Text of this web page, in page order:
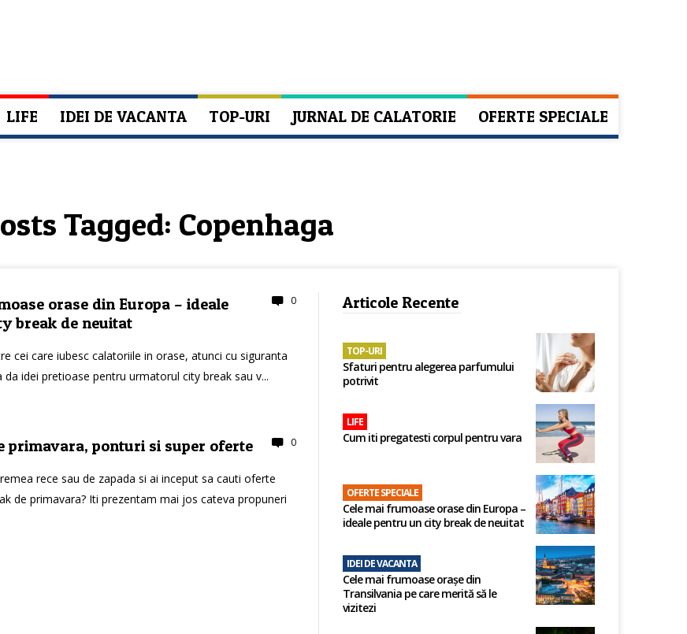
LIFE IDEI DE VACANTA TOP-URI JURNAL DE CALATORIE OFERTE SPECIALE
Tagged: Copenhaga
0
orase din Europa – ideale
break de neuitat
cei care iubesc calatoriile in orase, atunci cu siguranta
da idei pretioase pentru urmatorul city break sau v...
0
primavara, ponturi si super oferte
rece sau de zapada si ai inceput sa cauti oferte
de primavara? Iti prezentam mai jos cateva propuneri
Articole Recente
TOP-URI
Sfaturi pentru alegerea parfumului
potrivit
LIFE
Cum iti pregatesti corpul pentru vara
OFERTE SPECIALE
Cele mai frumoase orase din Europa –
ideale pentru un city break de neuitat
IDEI DE VACANTA
Cele mai frumoase orașe din
Transilvania pe care merită să le
vizitezi